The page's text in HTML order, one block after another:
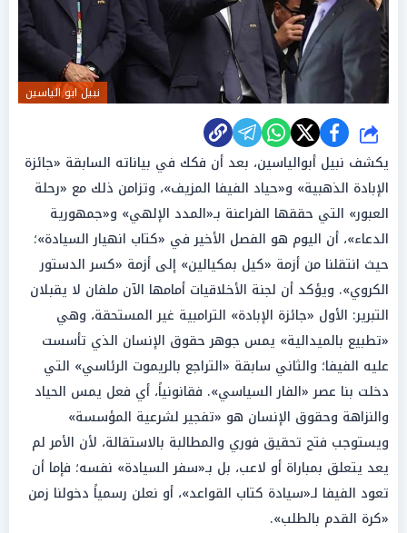
نبيل ابو الياسين
شارك
يكشف نبيل أبوالياسين، بعد أن فكك في بياناته السابقة «جائزة
الإبادة الذهبية» و«حياد الفيفا المزيف»، وتزامن ذلك مع «رحلة
العبور» التي حققها الفراعنة بـ«المدد الإلهي» و«جمهورية
الدعاء»، أن اليوم هو الفصل الأخير في «كتاب انهيار السيادة»؛
حيث انتقلنا من أزمة «كيل بمكيالين» إلى أزمة «كسر الدستور
الكروي». ويؤكد أن لجنة الأخلاقيات أمامها الآن ملفان لا يقبلان
التبرير: الأول «جائزة الإبادة» الترامبية غير المستحقة، وهي
«تطبيع بالميدالية» يمس جوهر حقوق الإنسان الذي تأسست
عليه الفيفا؛ والثاني سابقة «التراجع بالريموت الرئاسي» التي
دخلت بنا عصر «الفار السياسي». فقانونياً، أي فعل يمس الحياد
والنزاهة وحقوق الإنسان هو «تفجير لشرعية المؤسسة»
ويستوجب فتح تحقيق فوري والمطالبة بالاستقالة، لأن الأمر لم
يعد يتعلق بمباراة أو لاعب، بل بـ«سفر السيادة» نفسه؛ فإما أن
تعود الفيفا لـ«سيادة كتاب القواعد»، أو نعلن رسمياً دخولنا زمن
«كرة القدم بالطلب».